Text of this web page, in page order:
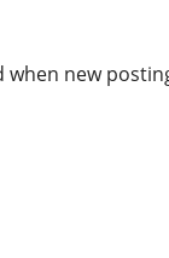
new